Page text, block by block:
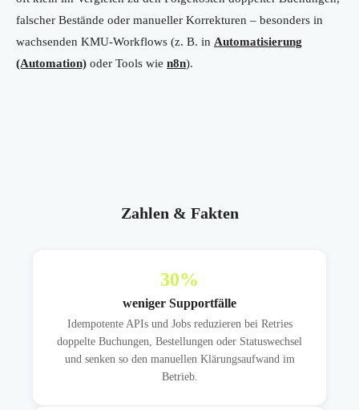
falscher Bestände oder manueller Korrekturen – besonders in
wachsenden KMU-Workflows (z. B. in Automatisierung
(Automation) oder Tools wie n8n).
Zahlen & Fakten
30%
weniger Supportfälle
Idempotente APIs und Jobs reduzieren bei Retries
doppelte Buchungen, Bestellungen oder Statuswechsel
und senken so den manuellen Klärungsaufwand im
Betrieb.